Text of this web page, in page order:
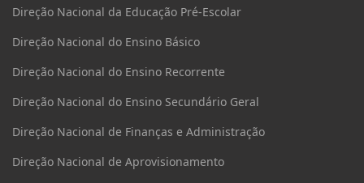
Direção Nacional da Educação Pré-Escolar
Direção Nacional do Ensino Básico
Direção Nacional do Ensino Recorrente
Direção Nacional do Ensino Secundário Geral
Direção Nacional de Finanças e Administração
Direção Nacional de Aprovisionamento